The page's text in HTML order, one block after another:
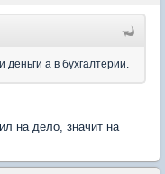
а в бухгалтерии.
на дело, значит на